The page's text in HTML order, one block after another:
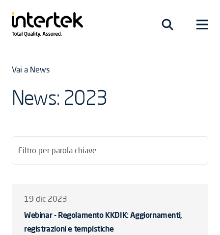
Vai a News
News: 2023
Filtro per parola chiave
19 dic 2023
Webinar - Regolamento KKDIK: Aggiornamenti,
registrazioni e tempistiche